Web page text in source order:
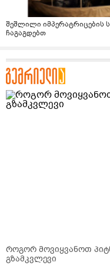
შეშლილი იმპერატრიცების
ჩაგაგდებთ
როგორ მოვიყვანოთ
გზამკვლევი